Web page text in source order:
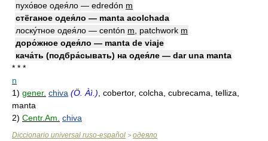
пухо́вое одея́ло — edredón m
стёганое одея́ло — manta acolchada
лоску́тное одея́ло — centón m , patchwork m
доро́жное одея́ло — manta de viaje
кача́ть (подбра́сывать) на одея́ле — dar una manta
* * *
n
1) gener. chiva (Ö. Àì.) , cobertor, colcha, cubrecama, telliza,
manta
2) Centr.Am. chiva
Diccionario universal ruso-español > одеяло